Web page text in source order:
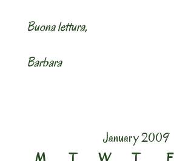
Buona lettura,
Barbara
January 2009